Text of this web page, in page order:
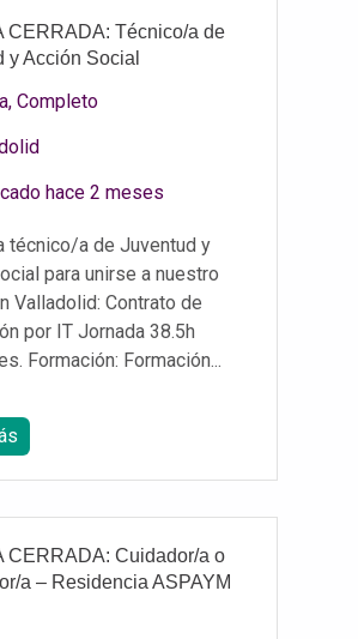
CERRADA: Técnico/a de
y Acción Social
Completo
hace 2 meses
técnico/a de Juventud y
para unirse a nuestro
Valladolid: Contrato de
por IT Jornada 38.5h
Formación: Formación...
CERRADA: Cuidador/a o
a – Residencia ASPAYM